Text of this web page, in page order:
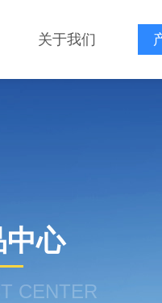
关于我们
中心
CENTER